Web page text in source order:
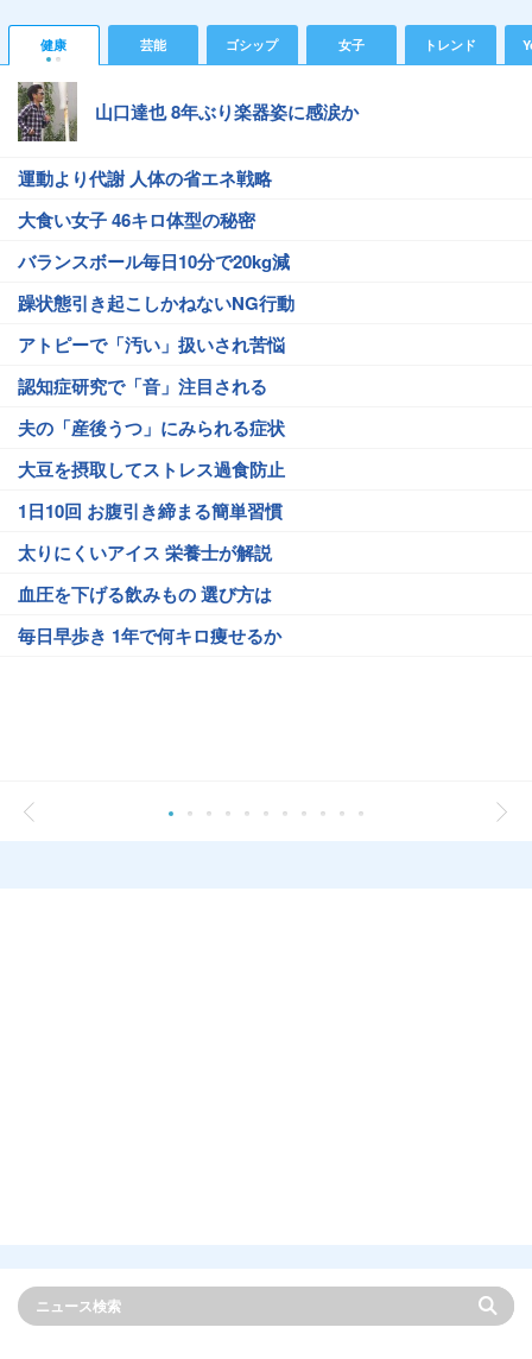
健康 芸能 ゴシップ 女子 トレンド
山口達也 8年ぶり楽器姿に感涙か
運動より代謝 人体の省エネ戦略
大食い女子 46キロ体型の秘密
バランスボール毎日10分で20kg減
躁状態引き起こしかねないNG行動
アトピーで「汚い」扱いされ苦悩
認知症研究で「音」注目される
夫の「産後うつ」にみられる症状
大豆を摂取してストレス過食防止
1日10回 お腹引き締まる簡単習慣
太りにくいアイス 栄養士が解説
血圧を下げる飲みもの 選び方は
毎日早歩き 1年で何キロ痩せるか